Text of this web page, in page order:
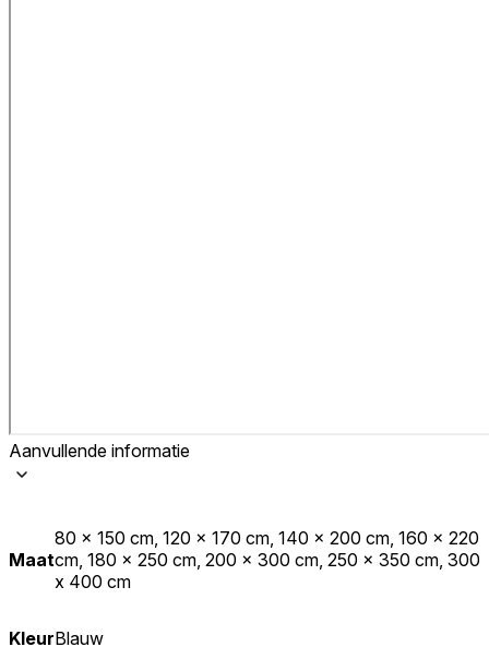
Aanvullende informatie
Maat
80 x 150 cm, 120 x 170 cm, 140 x 200 cm, 160 x 220
cm, 180 x 250 cm, 200 x 300 cm, 250 x 350 cm, 300
x 400 cm
KleurBlauw